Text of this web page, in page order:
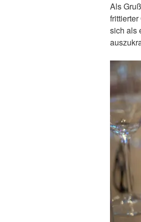
Als
sich als